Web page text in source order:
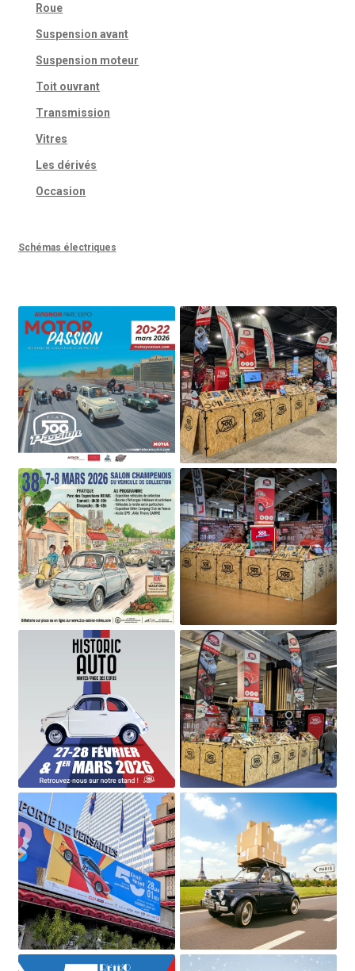
Roue
Suspension avant
Suspension moteur
Toit ouvrant
Transmission
Vitres
Les dérivés
Occasion
Schémas électriques